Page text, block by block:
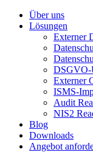
Über uns
Lösungen
Externer
DSGVO-
Externer
ISMS-
Audit
NIS2
Blog
Downloads
Angebot